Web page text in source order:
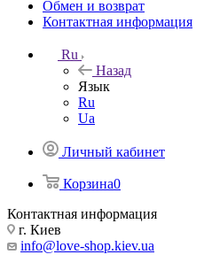
Обмен и возврат
Контактная информация
Ru
Назад
Язык
Ru
Ua
Личный кабинет
Корзина0
Контактная информация
г. Киев
info@love-shop.kiev.ua